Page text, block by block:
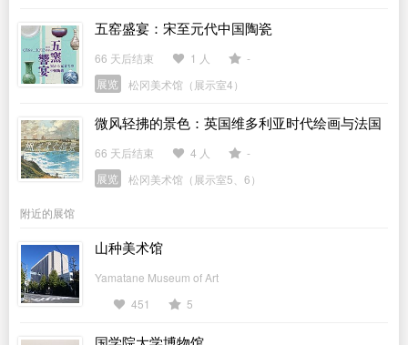
五窑盛宴：宋至元代中国陶瓷
66 天后结束 1 人
-
展览
松冈美术馆（展示室4）
微风轻拂的景色：英国维多利亚时代绘画与法国
印象派
66 天后结束 4 人
-
展览
松冈美术馆（展示室5、6）
附近的展馆
山种美术馆
Yamatane Museum of Art
451
5